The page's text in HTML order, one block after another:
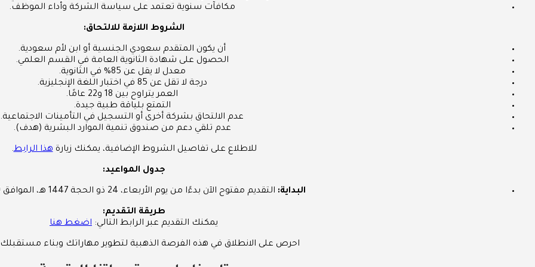
مكافآت سنوية تعتمد على سياسة الشركة وأداء الموظف.
الشروط اللازمة للالتحاق:
أن يكون المتقدم سعودي الجنسية أو ابن لأم سعودية.
الحصول على شهادة الثانوية العامة في القسم العلمي.
معدل لا يقل عن 85% في الثانوية.
درجة لا تقل عن 85 في اختبار اللغة الإنجليزية.
العمر يتراوح بين 18 و22 عامًا.
التمتع بلياقة طبية جيدة.
عدم الالتحاق بشركة أخرى أو التسجيل في التأمينات الاجتماعية.
عدم تلقي دعم من صندوق تنمية الموارد البشرية (هدف).
للاطلاع على تفاصيل الشروط الإضافية، يمكنك زيارةهذا الرابط.
جدول المواعيد:
البداية: التقديم مفتوح الآن بدءًا من يوم الأربعاء، 24 ذو الحجة 1447 هـ، الموافق 10 يونيو 2026 م.
طريقة التقديم:
يمكنك التقديم عبر الرابط التالي: اضغط هنا
احرص على الانطلاق في هذه الفرصة الذهبية لتطوير مهاراتك وبناء